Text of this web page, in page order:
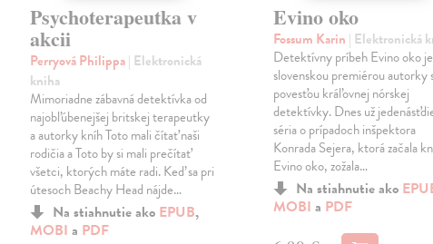
Psychoterapeutka v
akcii
Perryová Philippa| Elektronická
kniha
Mimoriadne zábavná detektívka od
najobľúbenejšej britskej terapeutky
a autorky kníh Toto mali čítať naši
rodičia a Toto by si mali prečítať
všetci, ktorých máte radi. Keď sa pri
útesoch Beachy Head nájde…
Na stiahnutie ako EPUB,
MOBI a PDF
Evino oko
Fossum Karin | Elektronická
Detektívny príbeh Evino oko je
slovenskou premiérou autorky
povesťou kráľovnej nórskej
detektívky. Dnes už
séria o prípadoch inšpektora
Konrada Sejera, ktorá začala
Evino oko, zožala…
Na stiahnutie ako
MOBI a PDF